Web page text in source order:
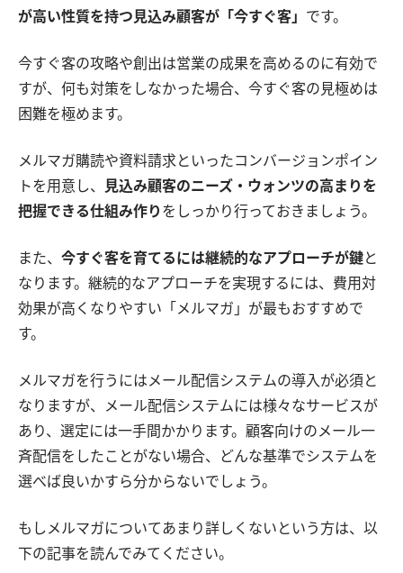
が高い性質を持つ見込み顧客が「今すぐ客」 です。
今すぐ客の攻略や創出は営業の成果を高めるのに有効で
すが、何も対策をしなかった場合、今すぐ客の見極めは
困難を極めます。
メルマガ購読や資料請求といったコンバージョンポイン
トを用意し、
見込み顧客のニーズ・ウォンツの高まりを
把握できる仕組み作り をしっかり行っておきましょう。
また、 今すぐ客を育てるには継続的なアプローチが鍵と
なります。継続的なアプローチを実現するには、費用対
効果が高くなりやすい「メルマガ」が最もおすすめで
す。
メルマガを行うにはメール配信システムの導入が必須と
なりますが、メール配信システムには様々なサービスが
あり、選定には一手間かかります。顧客向けのメール一
斉配信をしたことがない場合、どんな基準でシステムを
選べば良いかすら分からないでしょう。
もしメルマガについてあまり詳しくないという方は、以
下の記事を読んでみてください。